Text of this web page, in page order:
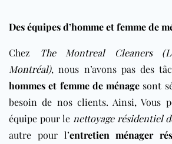
Des équipes d’homme et femme de
Chez
The Montreal Cleaners
Montréal), nous n’avons pas des
hommes et femme de ménage sont
besoin de nos clients. Ainsi, Vous
équipe pour le nettoyage résidentiel
autre pour l’entretien ménager